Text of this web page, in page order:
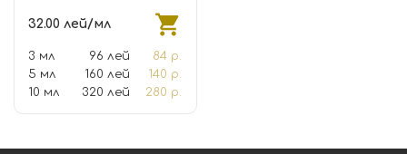
32.00 лей/мл
3 мл 96 лей
84 р.
5 мл
160 лей
140 р.
10 мл
320 лей 280 р.